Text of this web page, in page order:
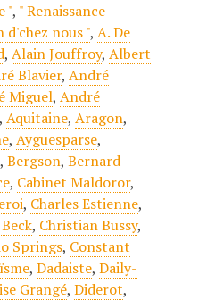
", " Renaissance
d'chez nous ",A. De
,Alain Jouffroy,Albert
Blavier,André
Miguel,André
,Aquitaine,Aragon,
,Ayguesparse,
,Bergson,Bernard
, Cabinet Maldoror,
, Charles Estienne,
, Christian Bussy,
Springs, Constant
,Dadaiste,Daily-
Grangé,Diderot,